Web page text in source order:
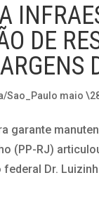
DE
Sao_Paulo maio
garante
(PP-RJ)
Dr.